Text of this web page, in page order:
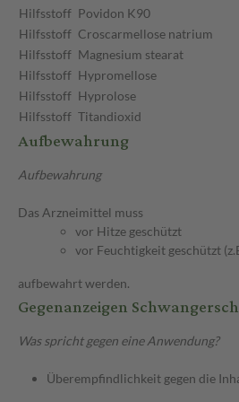
Hilfsstoff Povidon K90
Hilfsstoff Croscarmellose natrium
Hilfsstoff Magnesium stearat
Hilfsstoff Hypromellose
Hilfsstoff Hyprolose
Hilfsstoff Titandioxid
Aufbewahrung
Aufbewahrung
Das Arzneimittel muss
vor Hitze geschützt
vor Feuchtigkeit geschützt
aufbewahrt werden.
Gegenanzeigen
Was spricht gegen eine Anwendung?
Überempfindlichkeit gegen die